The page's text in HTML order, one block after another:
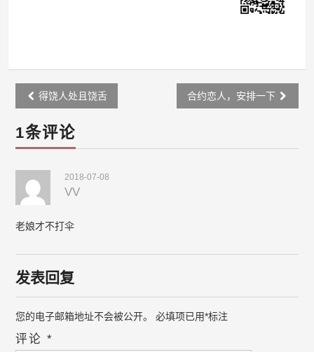
Post
navigation
得饶人处且饶舌 合约恋人，安排一下
1条评论
2018-07-08
VV
老娘才不打伞
发表回复
您的电子邮箱地址不会被公开。 必填项已用*标注
评论*